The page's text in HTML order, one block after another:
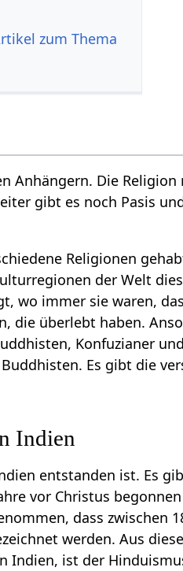
zum Thema
Anhängern. Die
gibt es noch Pasis
Religionen
der Welt
wo immer sie waren,
die überlebt haben.
Konfuzianer
Es gibt die
Indien
entstanden ist. Es
vor Christus
dass zwischen
werden. Aus
Indien, ist der